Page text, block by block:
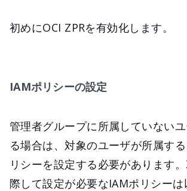
初めにOCI ZPRを有効化します。
IAMポリシーの設定
管理者グループに所属していない
る場合は、対象のユーザが所属す
リシーを設定する必要があります
際して設定が必要なIAMポリシー